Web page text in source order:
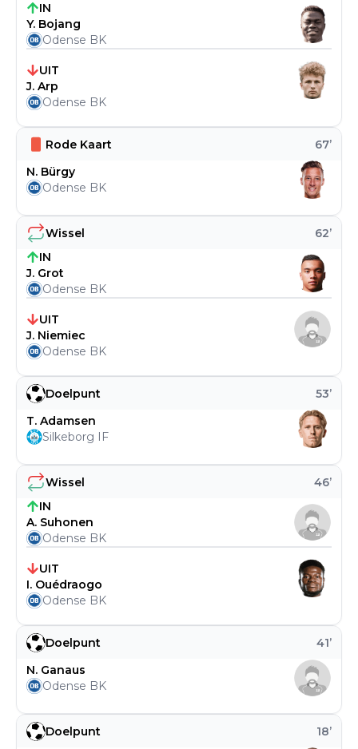
Doelpunt 18’
Doelpunt 41’
N. Ganaus
Odense BK
Wissel 46’
IN
A. Suhonen
Odense BK
UIT
I. Ouédraogo
Odense BK
Doelpunt 53’
T. Adamsen
Silkeborg IF
Wissel 62’
IN
J. Grot
Odense BK
UIT
J. Niemiec
Odense BK
Rode Kaart 67’
N. Bürgy
Odense BK
IN
Y. Bojang
Odense BK
UIT
J. Arp
Odense BK